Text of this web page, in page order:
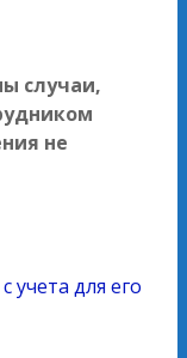
случаи,
не
учета для его